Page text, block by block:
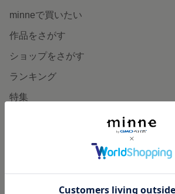
minneで買いたい
作品をさがす
ショップをさがす
ランキング
特集
ヴィンテージ販売